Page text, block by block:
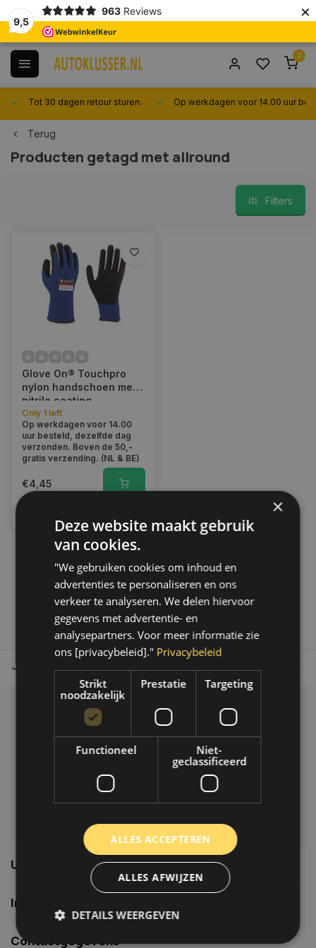
9,5
963 Reviews ×
0
Tot 30 dagen retour sturen. Op werkdagen voor 14.00 uur
Terug
Producten getagd met allround
Filters
Glove On® Touchpro
nylon handschoen met
nitrile coating
Only 1 left
Op werkdagen voor 14.00
uur besteld, dezelfde dag
verzonden. Boven de 50,-
gratis verzending. (NL & BE)
€4,45
1
Tot 30 dagen retour sturen. Op werkdagen voor 14.00 uur
Klantenservice
Veelgestelde vragen
06-39119169
info@autoklusser.nl
Usefull links
Informatie
Contactgegevens
×
Deze website maakt gebruik
van cookies.
"We gebruiken cookies om inhoud en
advertenties te personaliseren en ons
verkeer te analyseren. We delen hiervoor
gegevens met advertentie- en
analysepartners. Voor meer informatie zie
ons [privacybeleid]." Privacybeleid
Strikt
noodzakelijk
Prestatie Targeting
Functioneel
Niet-
geclassificeerd
ALLES ACCEPTEREN
ALLES AFWIJZEN
DETAILS WEERGEVEN